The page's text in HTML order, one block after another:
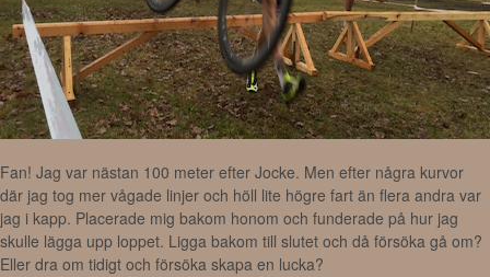
Fan! Jag var nästan 100 meter efter Jocke. Men efter några kurvor
där jag tog mer vågade linjer och höll lite högre fart än flera andra var
jag i kapp. Placerade mig bakom honom och funderade på hur jag
skulle lägga upp loppet. Ligga bakom till slutet och då försöka gå om?
Eller dra om tidigt och försöka skapa en lucka?